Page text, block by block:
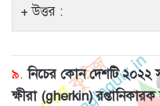
উত্তর :
৯. নিচের কোন দেশটি ২০২২
ক্ষীরা (gherkin)